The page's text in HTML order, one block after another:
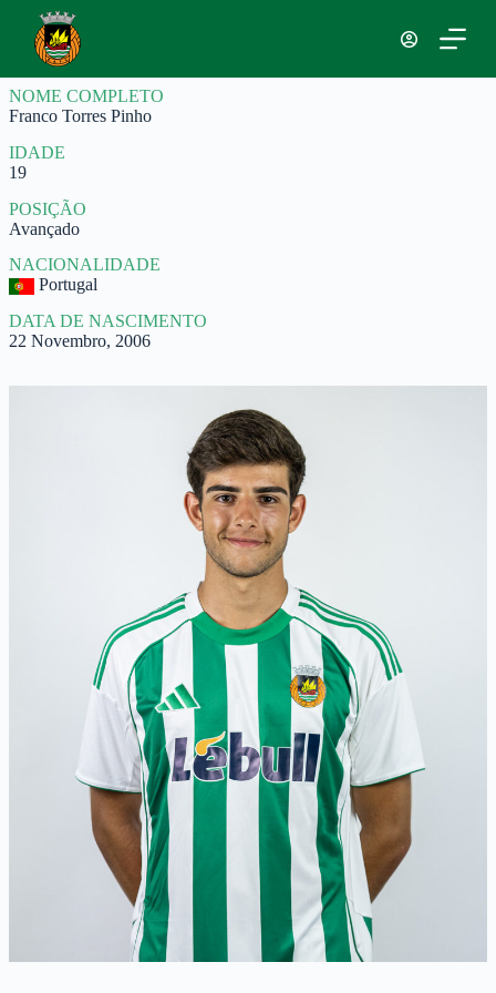
a
r
p
r
a
o
c
o
n
t
e
ú
d
NOME COMPLETO
Franco Torres Pinho
IDADE
19
POSIÇÃO
Avançado
NACIONALIDADE
Portugal
DATA DE NASCIMENTO
22 Novembro, 2006